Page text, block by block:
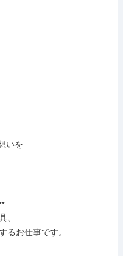
いを
、
るお仕事です。